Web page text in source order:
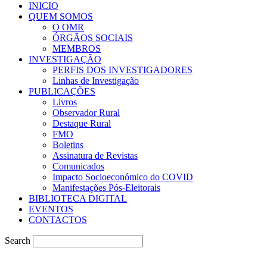
INICIO
QUEM SOMOS
O OMR
ÓRGÃOS SOCIAIS
MEMBROS
INVESTIGAÇÃO
PERFIS DOS INVESTIGADORES
Linhas de Investigação
PUBLICAÇÕES
Livros
Observador Rural
Destaque Rural
FMO
Boletins
Assinatura de Revistas
Comunicados
Impacto Socioeconómico do COVID
Manifestações Pós-Eleitorais
BIBLIOTECA DIGITAL
EVENTOS
CONTACTOS
Search